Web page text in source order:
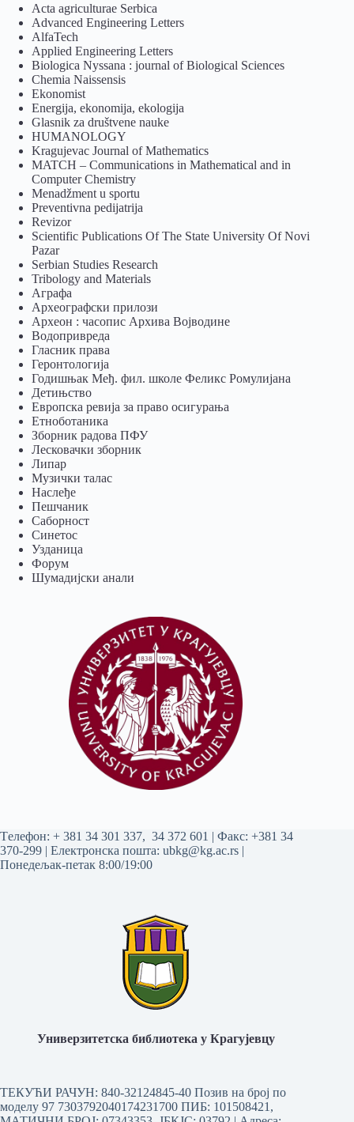
Acta agriculturae Serbica
Advanced Engineering Letters
AlfaTech
Applied Engineering Letters
Biologica Nyssana : journal of Biological Sciences
Chemia Naissensis
Ekonomist
Energija, ekonomija, ekologija
Glasnik za društvene nauke
HUMANOLOGY
Kragujevac Journal of Mathematics
MATCH – Communications in Mathematical and in
Computer Chemistry
Menadžment u sportu
Preventivna pedijatrija
Revizor
Scientific Publications Of The State University Of Novi
Pazar
Serbian Studies Research
Tribology and Materials
Аграфа
Археографски прилози
Археон : часопис Архива Војводине
Водопривреда
Гласник права
Геронтологија
Годишњак Међ. фил. школе Феликс Ромулијана
Детињство
Европска ревија за право осигурања
Eтноботаника
Зборник радова ПФУ
Лесковачки зборник
Липар
Музички талас
Наслеђе
Пешчаник
Саборност
Синетос
Узданица
Форум
Шумадијски анали
Tелефон: + 381 34 301 337, 34 372 601
| Факс: +381 34
370-299 | Електронска пошта: ubkg@kg.ac.rs
Понедељак-петак 8:00/19:00
Универзитетска библиотека у Крагујевцу
ТЕКУЋИ РАЧУН: 840-32124845-40 Позив на број по
моделу 97 7303792040174231700 ПИБ: 101508421,